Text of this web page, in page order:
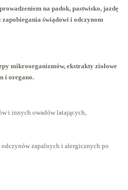
na padok, pastwisko, jazdę
świądowi i odczynom
mikroorganizmów, ekstrakty ziołowe
i oregano.
i innych owadów latających,
zapalnych i alergicznych po